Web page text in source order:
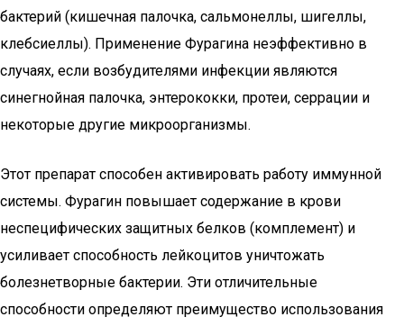
бактерий (кишечная палочка, сальмонеллы, шигеллы,
клебсиеллы). Применение Фурагина неэффективно в
случаях, если возбудителями инфекции являются
синегнойная палочка, энтерококки, протеи, серрации и
некоторые другие микроорганизмы.
Этот препарат способен активировать работу иммунной
системы. Фурагин повышает содержание в крови
неспецифических защитных белков (комплемент) и
усиливает способность лейкоцитов уничтожать
болезнетворные бактерии. Эти отличительные
способности определяют преимущество использования